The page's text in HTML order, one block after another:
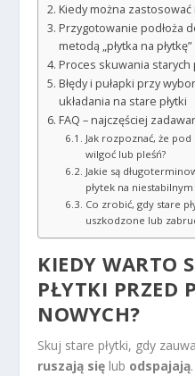
Kiedy można zastosować
Przygotowanie podłoża
metodą „płytka na płytkę”
Proces skuwania starych
Błędy i pułapki przy
układania na stare płytki
FAQ – najczęściej
Jak rozpoznać, że
wilgoć lub pleśń?
Jakie są
płytek na niestabilnym
Co zrobić, gdy stare
uszkodzone lub
KIEDY WARTO
PŁYTKI PRZED
NOWYCH?
Skuj stare płytki, gdy
ruszają się lub odspajają